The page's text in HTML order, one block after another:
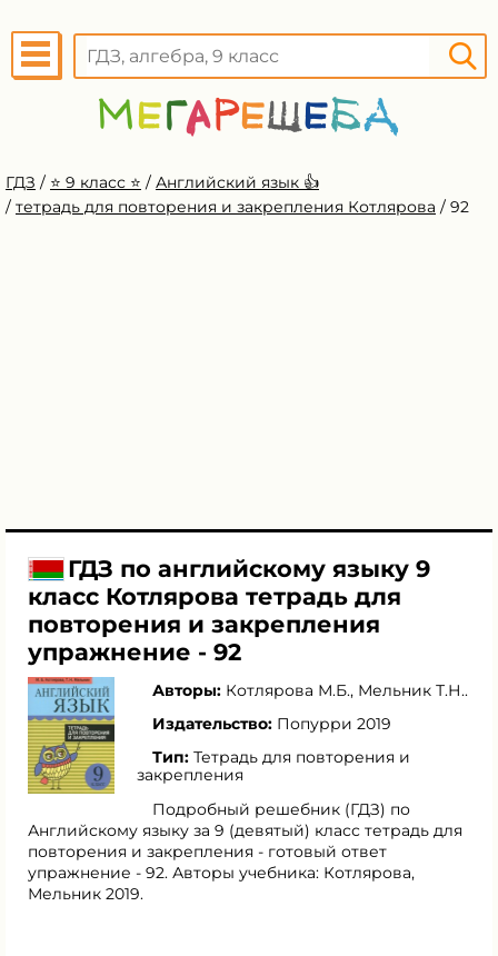
ГДЗ / ⭐️ 9 класс ⭐️ / Английский язык 👍
/ тетрадь для повторения и закрепления Котлярова / 92
ГДЗ по английскому языку 9
класс Котлярова тетрадь для
повторения и закрепления
упражнение - 92
Авторы: Котлярова М.Б., Мельник Т.Н..
Издательство: Попурри 2019
Тип: Тетрадь для повторения и
закрепления
Подробный решебник (ГДЗ) по
Английскому языку за 9 (девятый) класс тетрадь для
повторения и закрепления - готовый ответ
упражнение - 92. Авторы учебника: Котлярова,
Мельник 2019.